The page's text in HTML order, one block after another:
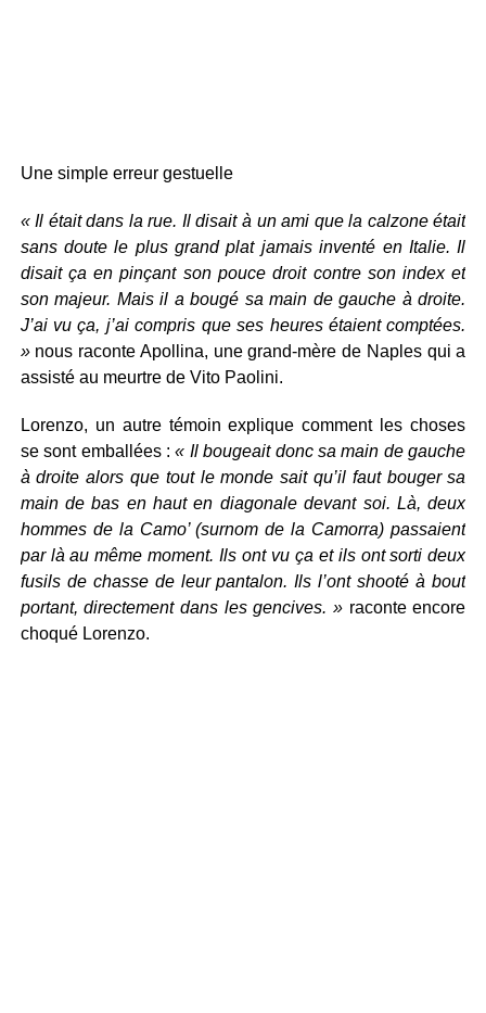
Une simple erreur gestuelle
« Il était dans la rue. Il disait à un ami que la calzone était
sans doute le plus grand plat jamais inventé en Italie. Il
disait ça en pinçant son pouce droit contre son index et
son majeur. Mais il a bougé sa main de gauche à droite.
J’ai vu ça, j’ai compris que ses heures étaient comptées.
»nous raconte Apollina, une grand-mère de Naples qui a
assisté au meurtre de Vito Paolini.
Lorenzo, un autre témoin explique comment les choses
se sont emballées :« Il bougeait donc sa main de gauche
à droite alors que tout le monde sait qu’il faut bouger sa
main de bas en haut en diagonale devant soi. Là, deux
hommes de la Camo’ (surnom de la Camorra) passaient
par là au même moment. Ils ont vu ça et ils ont sorti deux
fusils de chasse de leur pantalon. Ils l’ont shooté à bout
portant, directement dans les gencives. »raconte encore
choqué Lorenzo.